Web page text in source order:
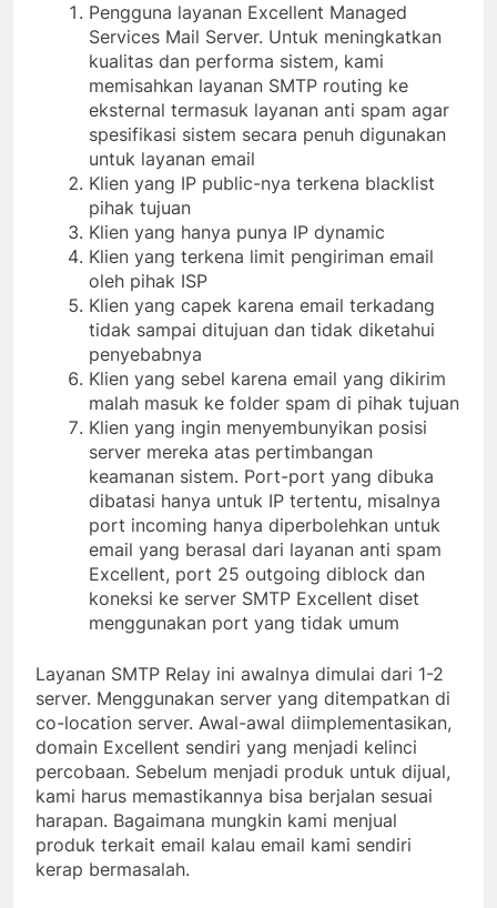
Pengguna layanan Excellent Managed
Services Mail Server. Untuk meningkatkan
kualitas dan performa sistem, kami
memisahkan layanan SMTP routing ke
eksternal termasuk layanan anti spam agar
spesifikasi sistem secara penuh digunakan
untuk layanan email
Klien yang IP public-nya terkena blacklist
pihak tujuan
Klien yang hanya punya IP dynamic
Klien yang terkena limit pengiriman email
oleh pihak ISP
Klien yang capek karena email terkadang
tidak sampai ditujuan dan tidak diketahui
penyebabnya
Klien yang sebel karena email yang dikirim
malah masuk ke folder spam di pihak tujuan
Klien yang ingin menyembunyikan posisi
server mereka atas pertimbangan
keamanan sistem. Port-port yang dibuka
dibatasi hanya untuk IP tertentu, misalnya
port incoming hanya diperbolehkan untuk
email yang berasal dari layanan anti spam
Excellent, port 25 outgoing diblock dan
koneksi ke server SMTP Excellent diset
menggunakan port yang tidak umum
Layanan SMTP Relay ini awalnya dimulai dari 1-2
server. Menggunakan server yang ditempatkan di
co-location server. Awal-awal diimplementasikan,
domain Excellent sendiri yang menjadi kelinci
percobaan. Sebelum menjadi produk untuk dijual,
kami harus memastikannya bisa berjalan sesuai
harapan. Bagaimana mungkin kami menjual
produk terkait email kalau email kami sendiri
kerap bermasalah.